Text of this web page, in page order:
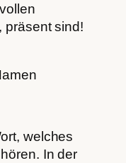
präsent sind!
welches
In der